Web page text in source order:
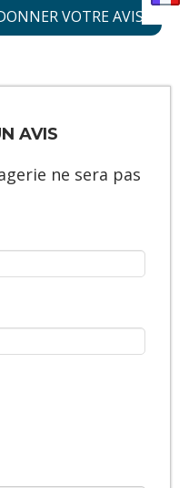
VOTRE AVIS
AVIS
ne sera pas